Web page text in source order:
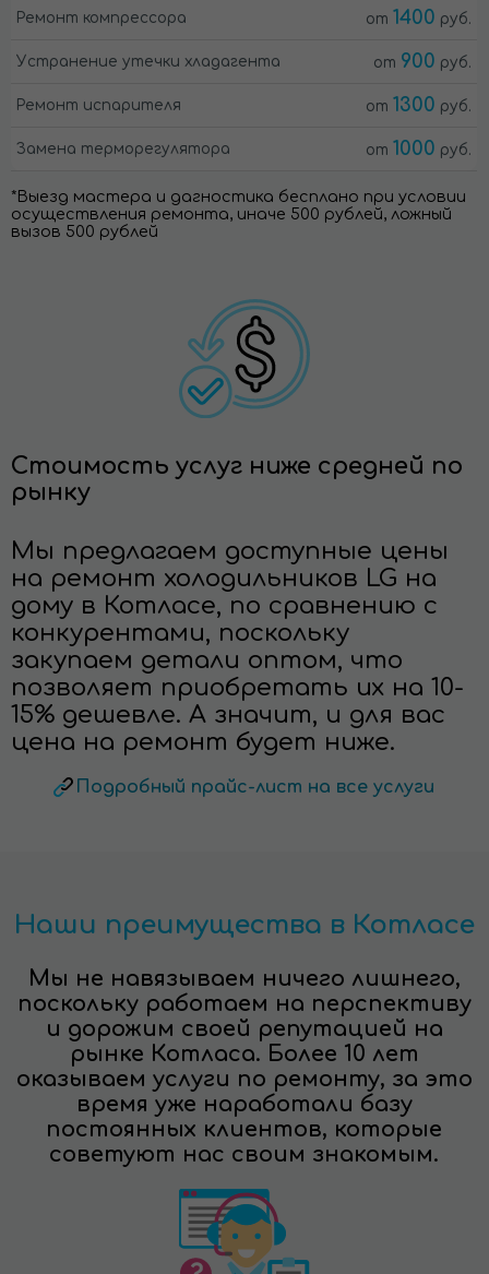
Ремонт компрессора от 1400 руб.
Устранение утечки хладагента от 900 руб.
Ремонт испарителя от 1300 руб.
Замена терморегулятора от 1000 руб.
*Выезд мастера и дагностика бесплано при условии
осуществления ремонта, иначе 500 рублей, ложный
вызов 500 рублей
Стоимость услуг ниже средней по
рынку
Мы предлагаем доступные цены
на ремонт холодильников LG на
дому в Котласе, по сравнению с
конкурентами, поскольку
закупаем детали оптом, что
позволяет приобретать их на 10-
15% дешевле. А значит, и для вас
цена на ремонт будет ниже.
Подробный прайс-лист на все услуги
Наши преимущества в Котласе
Мы не навязываем ничего лишнего,
поскольку работаем на перспективу
и дорожим своей репутацией на
рынке Котласа. Более 10 лет
оказываем услуги по ремонту, за это
время уже наработали базу
постоянных клиентов, которые
советуют нас своим знакомым.